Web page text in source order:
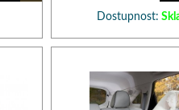
Dostupnost: